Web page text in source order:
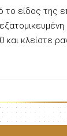
το είδος της
και κλείστε